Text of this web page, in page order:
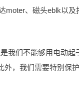
moter、磁头eblk以及
我们不能够用电动起
外，我们需要特别保